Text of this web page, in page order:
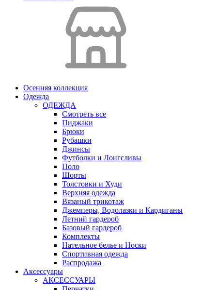
Осенняя коллекция
Одежда
ОДЕЖДА
Смотреть все
Пиджаки
Брюки
Рубашки
Джинсы
Футболки и Лонгсливы
Поло
Шорты
Толстовки и Худи
Верхняя одежда
Вязаный трикотаж
Джемперы, Водолазки и Кардиганы
Летний гардероб
Базовый гардероб
Комплекты
Нательное белье и Носки
Спортивная одежда
Распродажа
Аксессуары
АКСЕССУАРЫ